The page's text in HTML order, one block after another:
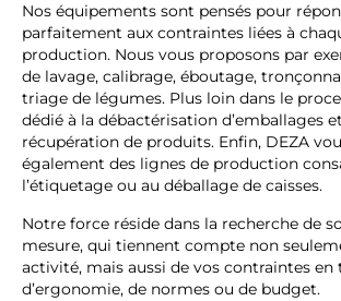
Nos équipements sont pensés pour
parfaitement aux contraintes liées à
production. Nous vous proposons par
de lavage, calibrage, éboutage,
triage de légumes. Plus loin dans le
dédié à la débactérisation d’emballages
récupération de produits. Enfin, DEZA
également des lignes de production
l’étiquetage ou au déballage de caisses.
Notre force réside dans la recherche de
mesure, qui tiennent compte non
activité, mais aussi de vos contraintes en
d’ergonomie, de normes ou de budget.